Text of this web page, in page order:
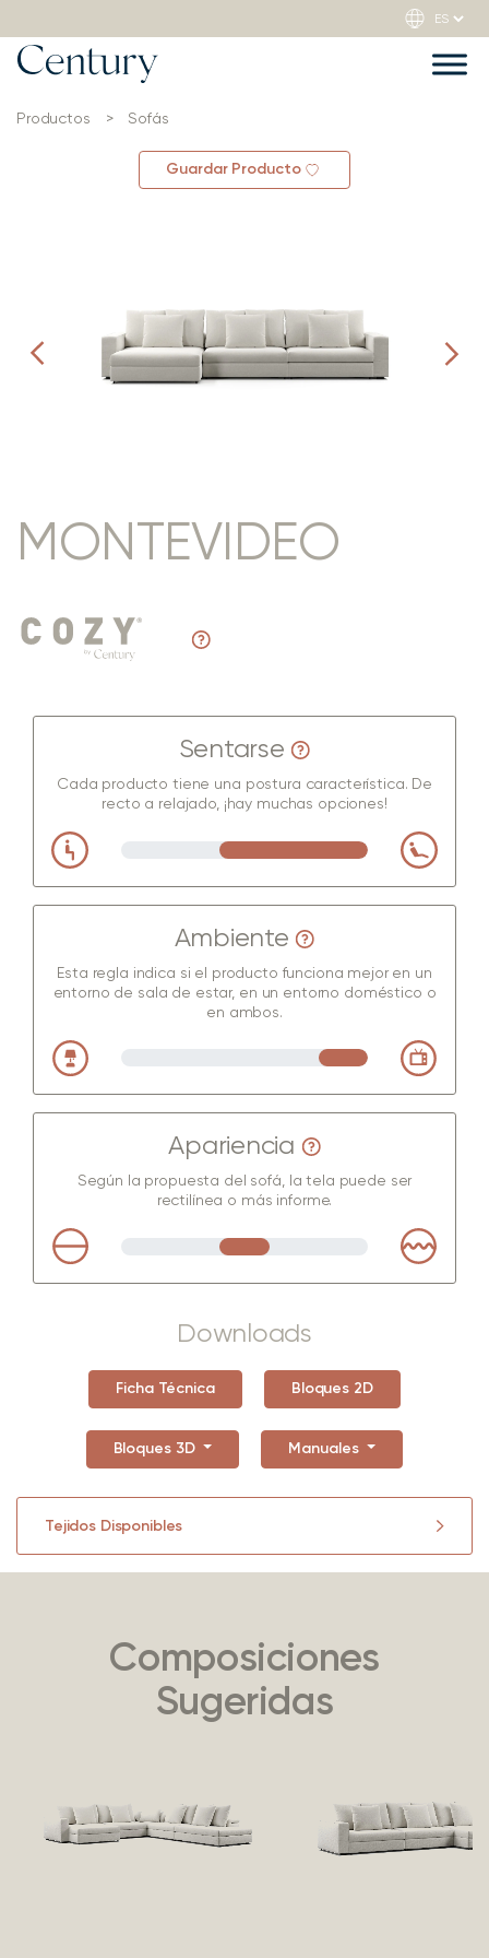
Productos > Sofás
Guardar Producto
MONTEVIDEO
Sentarse
Cada producto tiene una postura característica. De
recto a relajado, ¡hay muchas opciones!
Ambiente
Esta regla indica si el producto funciona mejor en un
entorno de sala de estar, en un entorno doméstico o
en ambos.
Apariencia
Según la propuesta del sofá, la tela puede ser
rectilínea o más informe.
Downloads
Ficha Técnica Bloques 2D
Bloques 3D Manuales
Tejidos Disponibles
Composiciones
Sugeridas